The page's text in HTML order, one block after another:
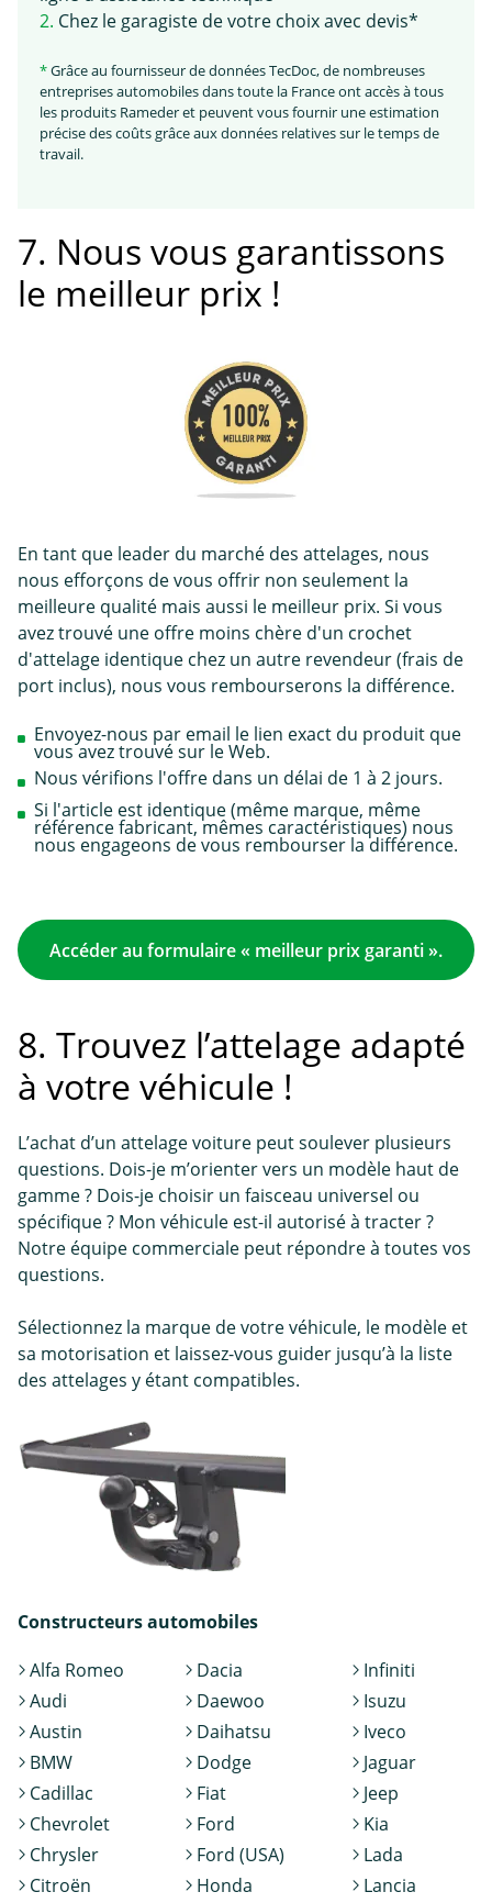
2. Chez le garagiste de votre choix avec devis*
*Grâce au fournisseur de données TecDoc, de nombreuses
entreprises automobiles dans toute la France ont accès à tous
les produits Rameder et peuvent vous fournir une estimation
précise des coûts grâce aux données relatives sur le temps de
travail.
7. Nous vous garantissons
le meilleur prix !
En tant que leader du marché des attelages, nous
nous efforçons de vous offrir non seulement la
meilleure qualité mais aussi le meilleur prix. Si vous
avez trouvé une offre moins chère d'un crochet
d'attelage identique chez un autre revendeur (frais de
port inclus), nous vous rembourserons la différence.
Envoyez-nous par email le lien exact du produit que
vous avez trouvé sur le Web.
Nous vérifions l'offre dans un délai de 1 à 2 jours.
Si l'article est identique (même marque, même
référence fabricant, mêmes caractéristiques) nous
nous engageons de vous rembourser la différence.
Accéder au formulaire « meilleur prix garanti ».
8. Trouvez l’attelage adapté
à votre véhicule !
L’achat d’un attelage voiture peut soulever plusieurs
questions. Dois-je m’orienter vers un modèle haut de
gamme ? Dois-je choisir un faisceau universel ou
spécifique ? Mon véhicule est-il autorisé à tracter ?
Notre équipe commerciale peut répondre à toutes vos
questions.
Sélectionnez la marque de votre véhicule, le modèle et
sa motorisation et laissez-vous guider jusqu’à la liste
des attelages y étant compatibles.
Constructeurs automobiles
Alfa Romeo
Audi
Austin
BMW
Cadillac
Chevrolet
Chrysler
Citroën
Dacia
Daewoo
Daihatsu
Dodge
Fiat
Ford
Ford (USA)
Honda
Infiniti
Isuzu
Iveco
Jaguar
Jeep
Kia
Lada
Lancia